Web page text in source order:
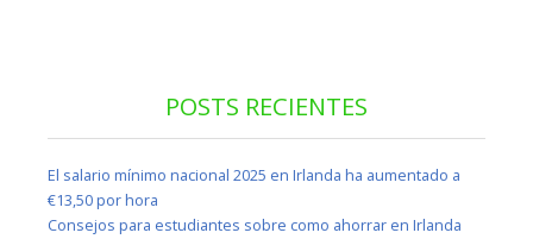
POSTS RECIENTES
El salario mínimo nacional 2025 en Irlanda ha aumentado a
€13,50 por hora
Consejos para estudiantes sobre como ahorrar en Irlanda